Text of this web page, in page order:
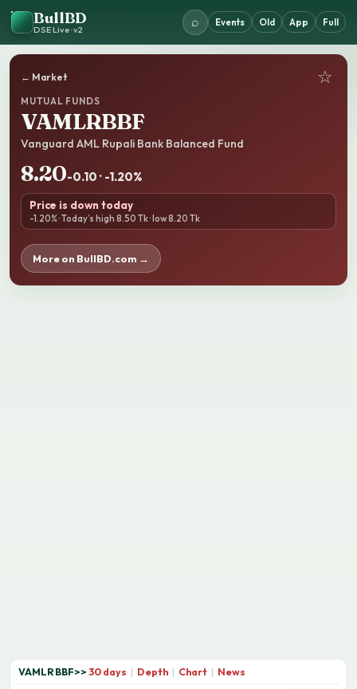
BullBD
DSE Live · v2
⌕ Events Old App Full
← Market ☆
MUTUAL FUNDS
VAMLRBBF
Vanguard AML Rupali Bank Balanced Fund
8.20-0.10 · -1.20%
Price is down today
-1.20% · Today’s high 8.50 Tk · low 8.20 Tk
More on BullBD.com →
VAMLRBBF>> 30 days | Depth | Chart | News